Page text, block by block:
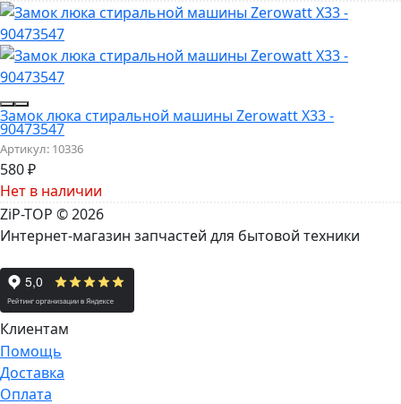
Замок люка стиральной машины Zerowatt X33 -
90473547
Артикул: 10336
580₽
Нет в наличии
ZiP-TOP © 2026
Интернет-магазин запчастей для бытовой техники
Клиентам
Помощь
Доставка
Оплата